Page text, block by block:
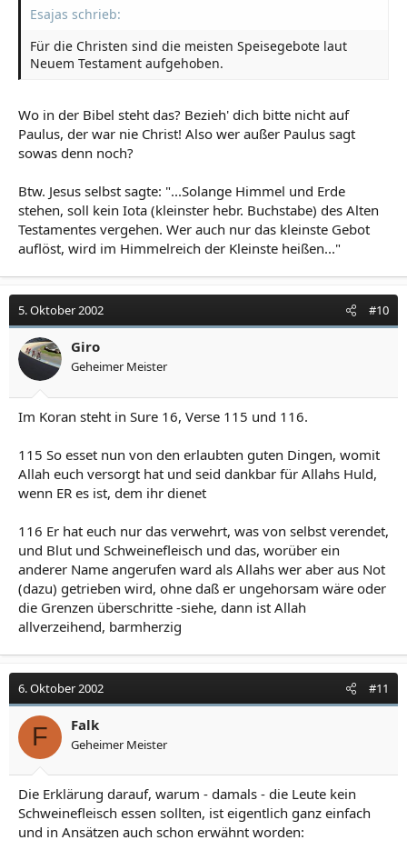
Esajas schrieb:
Für die Christen sind die meisten Speisegebote laut
Neuem Testament aufgehoben.
Wo in der Bibel steht das? Bezieh' dich bitte nicht auf
Paulus, der war nie Christ! Also wer außer Paulus sagt
sowas denn noch?
Btw. Jesus selbst sagte: "...Solange Himmel und Erde
stehen, soll kein Iota (kleinster hebr. Buchstabe) des Alten
Testamentes vergehen. Wer auch nur das kleinste Gebot
auflöst, wird im Himmelreich der Kleinste heißen..."
5. Oktober 2002 #10
Giro
Geheimer Meister
Im Koran steht in Sure 16, Verse 115 und 116.
115 So esset nun von den erlaubten guten Dingen, womit
Allah euch versorgt hat und seid dankbar für Allahs Huld,
wenn ER es ist, dem ihr dienet
116 Er hat euch nur das verwehrt, was von selbst verendet,
und Blut und Schweinefleisch und das, worüber ein
anderer Name angerufen ward als Allahs wer aber aus Not
(dazu) getrieben wird, ohne daß er ungehorsam wäre oder
die Grenzen überschritte -siehe, dann ist Allah
allverzeihend, barmherzig
6. Oktober 2002 #11
F Falk
Geheimer Meister
Die Erklärung darauf, warum - damals - die Leute kein
Schweinefleisch essen sollten, ist eigentlich ganz einfach
und in Ansätzen auch schon erwähnt worden: